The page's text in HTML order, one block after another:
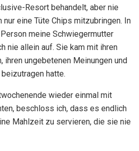
Resort behandelt, aber nie
nur eine Tüte Chips mitzubringen. In
meine Schwiegermutter
nie allein auf. Sie kam mit ihren
ihren ungebetenen Meinungen und
hatte.
wieder einmal mit
beschloss ich, dass es endlich
Mahlzeit zu servieren, die sie nie